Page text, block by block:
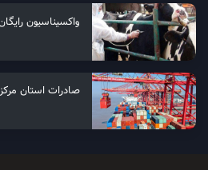
واکسیناسیون رایگان ۴۵۰ هزار رأس دام در
صادرات استان مرکزی از 500 میلیون